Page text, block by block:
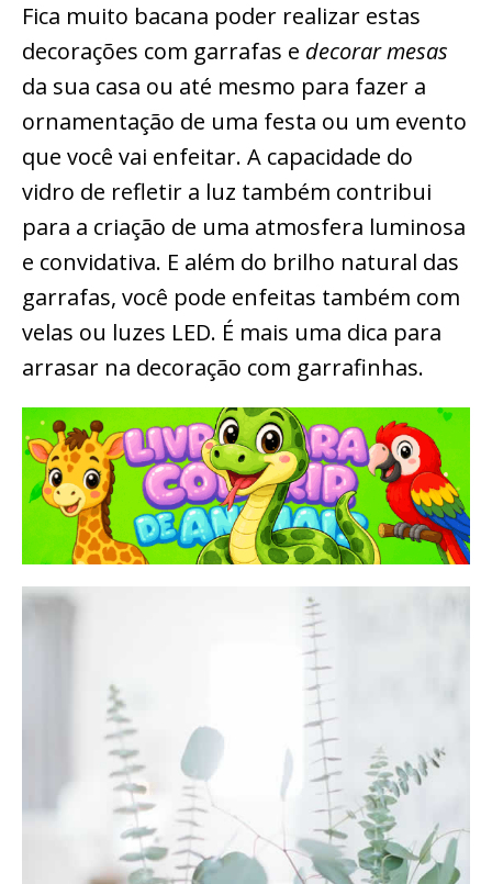
Fica muito bacana poder realizar estas
decorações com garrafas e decorar mesas
da sua casa ou até mesmo para fazer a
ornamentação de uma festa ou um evento
que você vai enfeitar. A capacidade do
vidro de refletir a luz também contribui
para a criação de uma atmosfera luminosa
e convidativa. E além do brilho natural das
garrafas, você pode enfeitas também com
velas ou luzes LED. É mais uma dica para
arrasar na decoração com garrafinhas.